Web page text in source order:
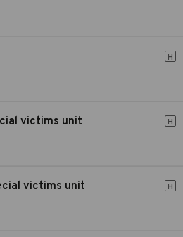
H
victims unit H
victims unit H